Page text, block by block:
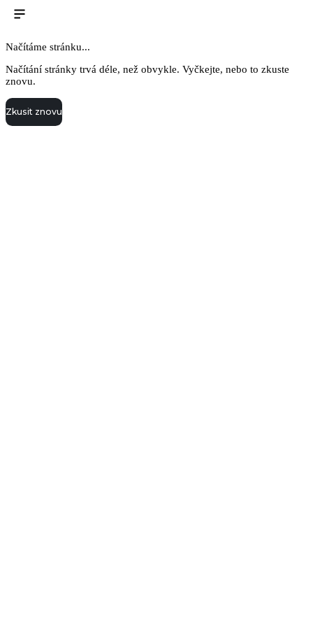
Načítáme stránku...
Načítání stránky trvá déle, než obvykle. Vyčkejte, nebo to zkuste
znovu.
Zkusit znovu